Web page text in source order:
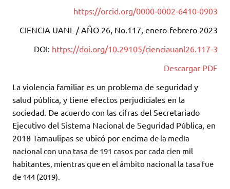
https://orcid.org/0000-0002-6410-0903
CIENCIA UANL / AÑO 26, No.117, enero-febrero 2023
DOI: https://doi.org/10.29105/cienciauanl26.117-3
Descargar PDF
La violencia familiar es un problema de seguridad y
salud pública, y tiene efectos perjudiciales en la
sociedad. De acuerdo con las cifras del Secretariado
Ejecutivo del Sistema Nacional de Seguridad Pública, en
2018 Tamaulipas se ubicó por encima de la media
nacional con una tasa de 191 casos por cada cien mil
habitantes, mientras que en el ámbito nacional la tasa fue
de 144 (2019).